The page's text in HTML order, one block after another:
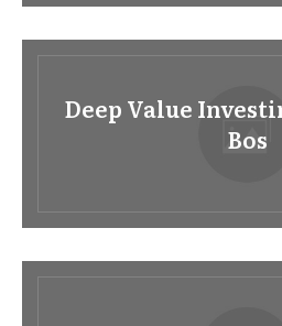
Deep Value
Bos